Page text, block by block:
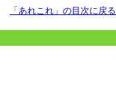
「あれこれ」の目次に戻る